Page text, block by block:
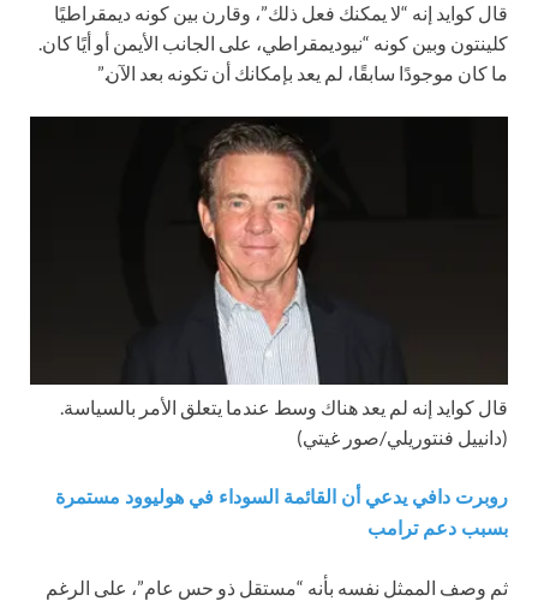
قال كوايد إنه “لا يمكنك فعل ذلك”، وقارن بين كونه ديمقراطيًا
كلينتون وبين كونه “نيوديمقراطي، على الجانب الأيمن أو أيًا كان.
ما كان موجودًا سابقًا، لم يعد بإمكانك أن تكونه بعد الآن.”
قال كوايد إنه لم يعد هناك وسط عندما يتعلق الأمر بالسياسة.
(دانييل فنتوريلي/صور غيتي)
روبرت دافي يدعي أن القائمة السوداء في هوليوود مستمرة
بسبب دعم ترامب
ثم وصف الممثل نفسه بأنه “مستقل ذو حس عام”، على الرغم